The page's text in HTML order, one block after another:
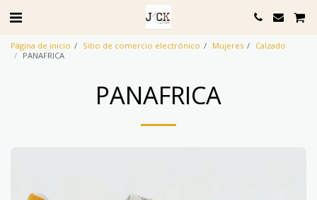
Página de inicio Sitio de comercio electrónico Mujeres
Calzado
PANAFRICA
PANAFRICA